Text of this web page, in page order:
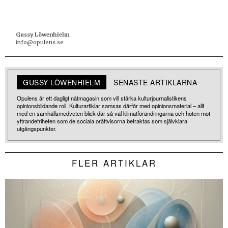
Gussy Löwenhielm
info@opulens.se
GUSSY LÖWENHIELM SENASTE ARTIKLARNA
Opulens är ett dagligt nätmagasin som vill stärka kulturjournalistikens
opinionsbildande roll. Kulturartiklar samsas därför med opinionsmaterial – allt
med en samhällsmedveten blick där så väl klimatförändringarna och hoten mot
yttrandefriheten som de sociala orättvisorna betraktas som självklara
utgångspunkter.
FLER ARTIKLAR